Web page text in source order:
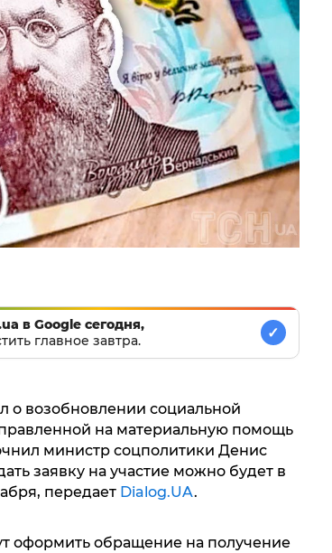
в Google сегодня,
главное завтра.
✓
о возобновлении социальной
на материальную помощь
министр соцполитики Денис
заявку на участие можно будет в
передает Dialog.UA.
оформить обращение на получение